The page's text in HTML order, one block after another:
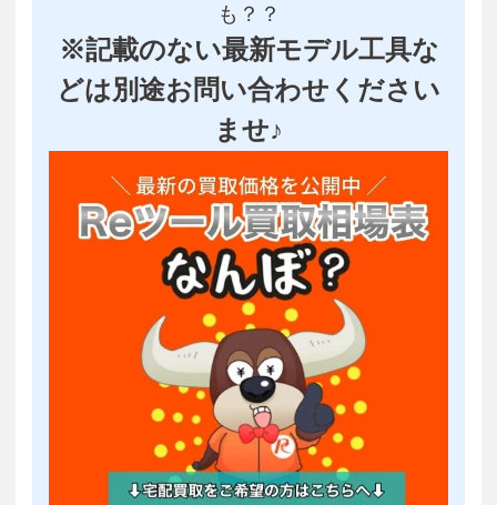
も？？
※記載のない最新モデル工具な
どは別途お問い合わせください
ませ♪